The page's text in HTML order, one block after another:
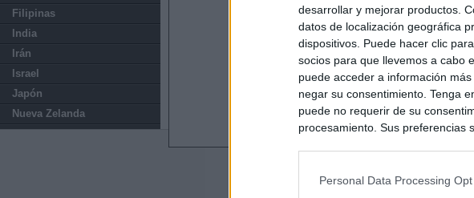
desarrollar y mejorar productos.
datos de localización geográfica
dispositivos. Puede hacer clic
socios para que llevemos a cabo
puede acceder a información
negar su consentimiento. Tenga
puede no requerir de su
procesamiento. Sus preferencias
Personal Data Processing
Filipinas
India
Irán
Israel
Japón
Nueva Zelanda
Últimas noticias
Sorpresa y dudas entre los viajeros